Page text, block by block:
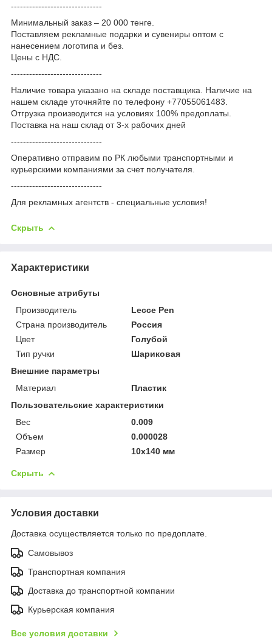
------------------------------
Минимальный заказ – 20 000 тенге.
Поставляем рекламные подарки и сувениры оптом с
нанесением логотипа и без.
Цены с НДС.
------------------------------
Наличие товара указано на складе поставщика. Наличие на
нашем складе уточняйте по телефону +77055061483.
Отгрузка производится на условиях 100% предоплаты.
Поставка на наш склад от 3-x рабочих дней
------------------------------
Оперативно отправим по РК любыми транспортными и
курьерскими компаниями за счет получателя.
------------------------------
Для рекламных агентств - специальные условия!
Скрыть
Характеристики
Основные атрибуты
Производитель
Lecce Pen
Страна производитель
Россия
Цвет
Голубой
Тип ручки
Шариковая
Внешние параметры
Материал
Пластик
Пользовательские характеристики
Вес
0.009
Объем
0.000028
Размер
10х140 мм
Скрыть
Условия доставки
Доставка осуществляется только по предоплате.
Самовывоз
Транспортная компания
Доставка до транспортной компании
Курьерская компания
Все условия доставки